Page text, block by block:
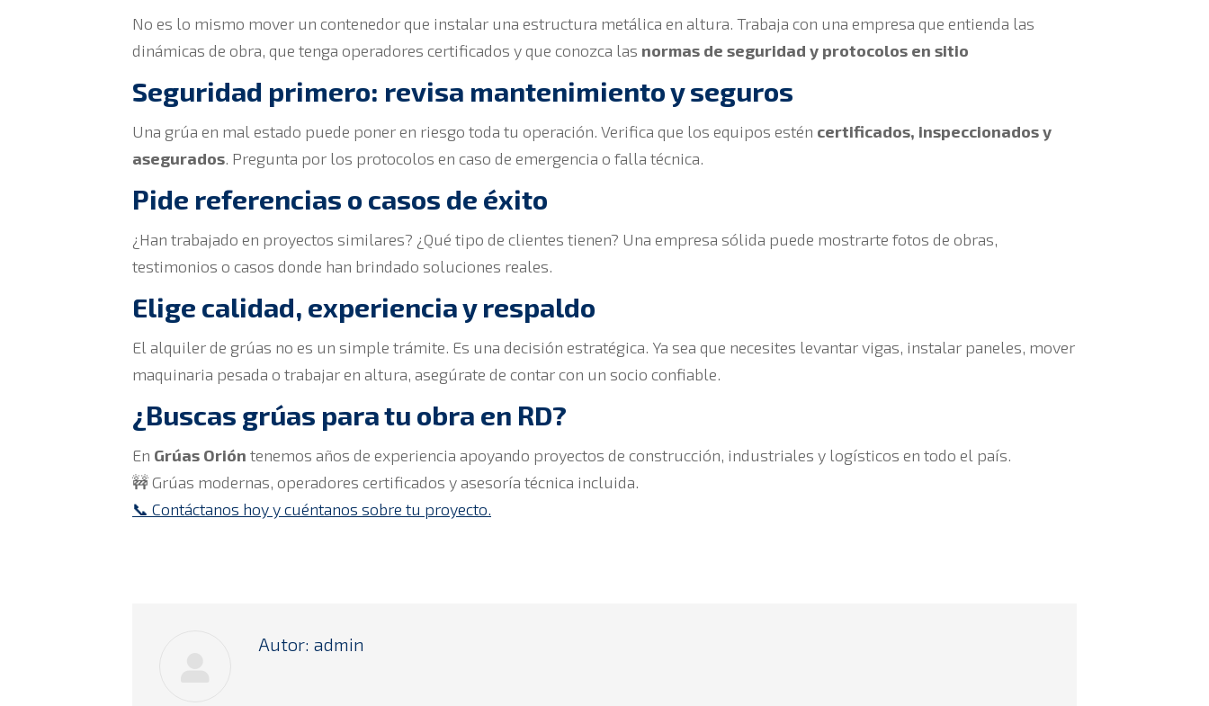
No es lo mismo mover un contenedor que instalar una estructura metálica en altura. Trabaja con una empresa que entienda las
dinámicas de obra, que tenga operadores certificados y que conozca las normas de seguridad y protocolos en sitio
Seguridad primero: revisa mantenimiento y seguros
Una grúa en mal estado puede poner en riesgo toda tu operación. Verifica que los equipos estén certificados, inspeccionados y
asegurados. Pregunta por los protocolos en caso de emergencia o falla técnica.
Pide referencias o casos de éxito
¿Han trabajado en proyectos similares? ¿Qué tipo de clientes tienen? Una empresa sólida puede mostrarte fotos de obras,
testimonios o casos donde han brindado soluciones reales.
Elige calidad, experiencia y respaldo
El alquiler de grúas no es un simple trámite. Es una decisión estratégica. Ya sea que necesites levantar vigas, instalar paneles, mover
maquinaria pesada o trabajar en altura, asegúrate de contar con un socio confiable.
¿Buscas grúas para tu obra en RD?
En Grúas Orión tenemos años de experiencia apoyando proyectos de construcción, industriales y logísticos en todo el país.
🚧 Grúas modernas, operadores certificados y asesoría técnica incluida.
📞 Contáctanos hoy y cuéntanos sobre tu proyecto.
Autor: admin